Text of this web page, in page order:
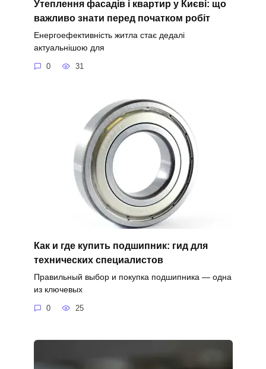
Утеплення фасадів і квартир у Києві: що
важливо знати перед початком робіт
Енергоефективність житла стає дедалі
актуальнішою для
0 31
Как и где купить подшипник: гид для
технических специалистов
Правильный выбор и покупка подшипника — одна
из ключевых
0 25